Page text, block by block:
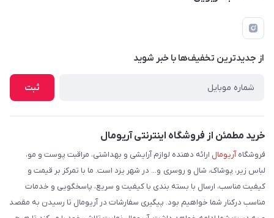
فرم مرجوعی کالا
لیست محصولات
وبلاگ
قوانین و مقررات
پرسش های متداول
شرایط و نحوه بازگرداندن کالا
نحوه ثبت و ارسال سفارش
راهنما
از جدید‌ترین تخفیف‌ها با‌ خبر شوید
ثبت
خرید مطمئن از فروشگاه اینترنتی آریومال
فروشگاهآریومال ارائه دهنده لوازم آرایشی و بهداشتی، مراقبت پوست و مو،
لباس زیر، پوشاک، شال و روسری و... در شهر یزد است. ما با تمرکز بر قیمت و
کیفیت مناسب، ارسال با بسته بندی با کیفیت و سریع، پاسخگویی و خدمات
مناسب درکنار شما خواهیم بود. پیگیری سفارشات در آریومال تا رسیدن به مقصد